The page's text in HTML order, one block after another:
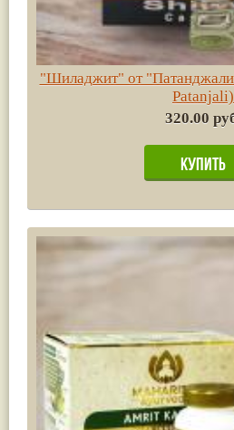
"Шиладжит" от
Patanjali)
320.00